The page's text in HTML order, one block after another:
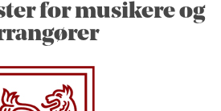
for musikere og